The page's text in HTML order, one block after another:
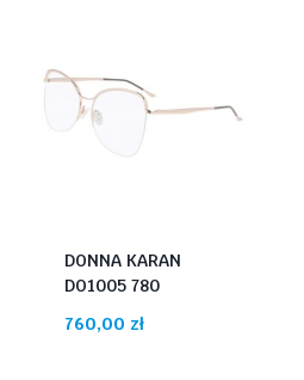
DONNA KARAN
DO1005 780
760,00 zł